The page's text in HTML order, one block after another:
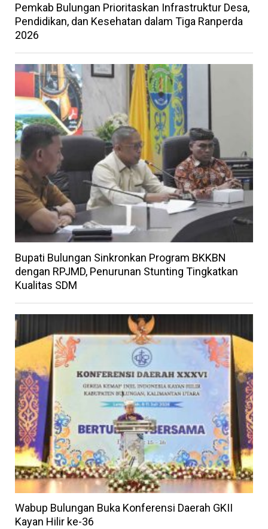
Pemkab Bulungan Prioritaskan Infrastruktur Desa,
Pendidikan, dan Kesehatan dalam Tiga Ranperda
2026
Bupati Bulungan Sinkronkan Program BKKBN
dengan RPJMD, Penurunan Stunting Tingkatkan
Kualitas SDM
Wabup Bulungan Buka Konferensi Daerah GKII
Kayan Hilir ke-36